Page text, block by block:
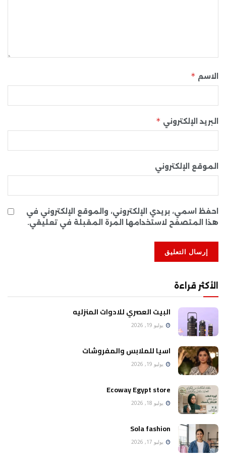
الاسم *
البريد الإلكتروني *
الموقع الإلكتروني
احفظ اسمي، بريدي الإلكتروني، والموقع الإلكتروني في
هذا المتصفح لاستخدامها المرة المقبلة في تعليقي.
الأكثر قراءة
البيت العصري للادوات المنزليه
يوليو 19, 2026
اسيا للملابس والمفروشات
يوليو 19, 2026
Ecoway Egypt store
يوليو 18, 2026
Sola fashion
يوليو 17, 2026